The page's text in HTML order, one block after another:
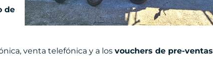
de
venta telefónica y a los vouchers de pre-ventas